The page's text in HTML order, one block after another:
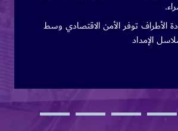
الأطراف توفر الأمن الاقتصادي وسط
الإمداد